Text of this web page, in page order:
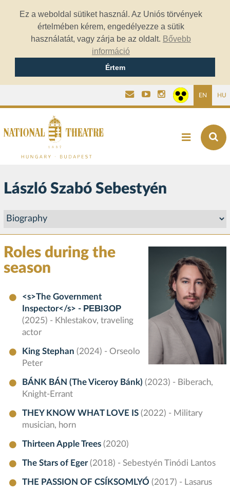
Ez a weboldal sütiket használ. Az Uniós törvények
értelmében kérem, engedélyezze a sütik
használatát, vagy zárja be az oldalt. Bővebb
információ
Értem
EN HU
László Szabó Sebestyén
Roles during the
season
<s>The Government
Inspector</s> - РЕВІЗОР
(2025) - Khlestakov, traveling
actor
King Stephan (2024) - Orseolo
Peter
BÁNK BÁN (The Viceroy Bánk) (2023) - Biberach,
Knight-Errant
THEY KNOW WHAT LOVE IS (2022) - Military
musician, horn
Thirteen Apple Trees (2020)
The Stars of Eger(2018) - Sebestyén Tinódi Lantos
THE PASSION OF CSÍKSOMLYÓ (2017) - Lasarus